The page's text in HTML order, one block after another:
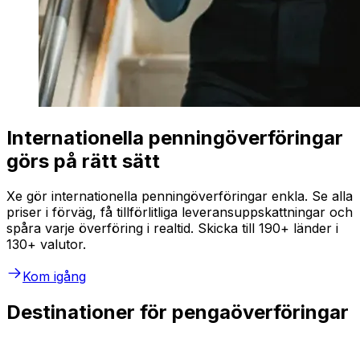
Internationella penningöverföringar
görs på rätt sätt
Xe gör internationella penningöverföringar enkla. Se alla
priser i förväg, få tillförlitliga leveransuppskattningar och
spåra varje överföring i realtid. Skicka till 190+ länder i
130+ valutor.
Kom igång
Destinationer för pengaöverföringar